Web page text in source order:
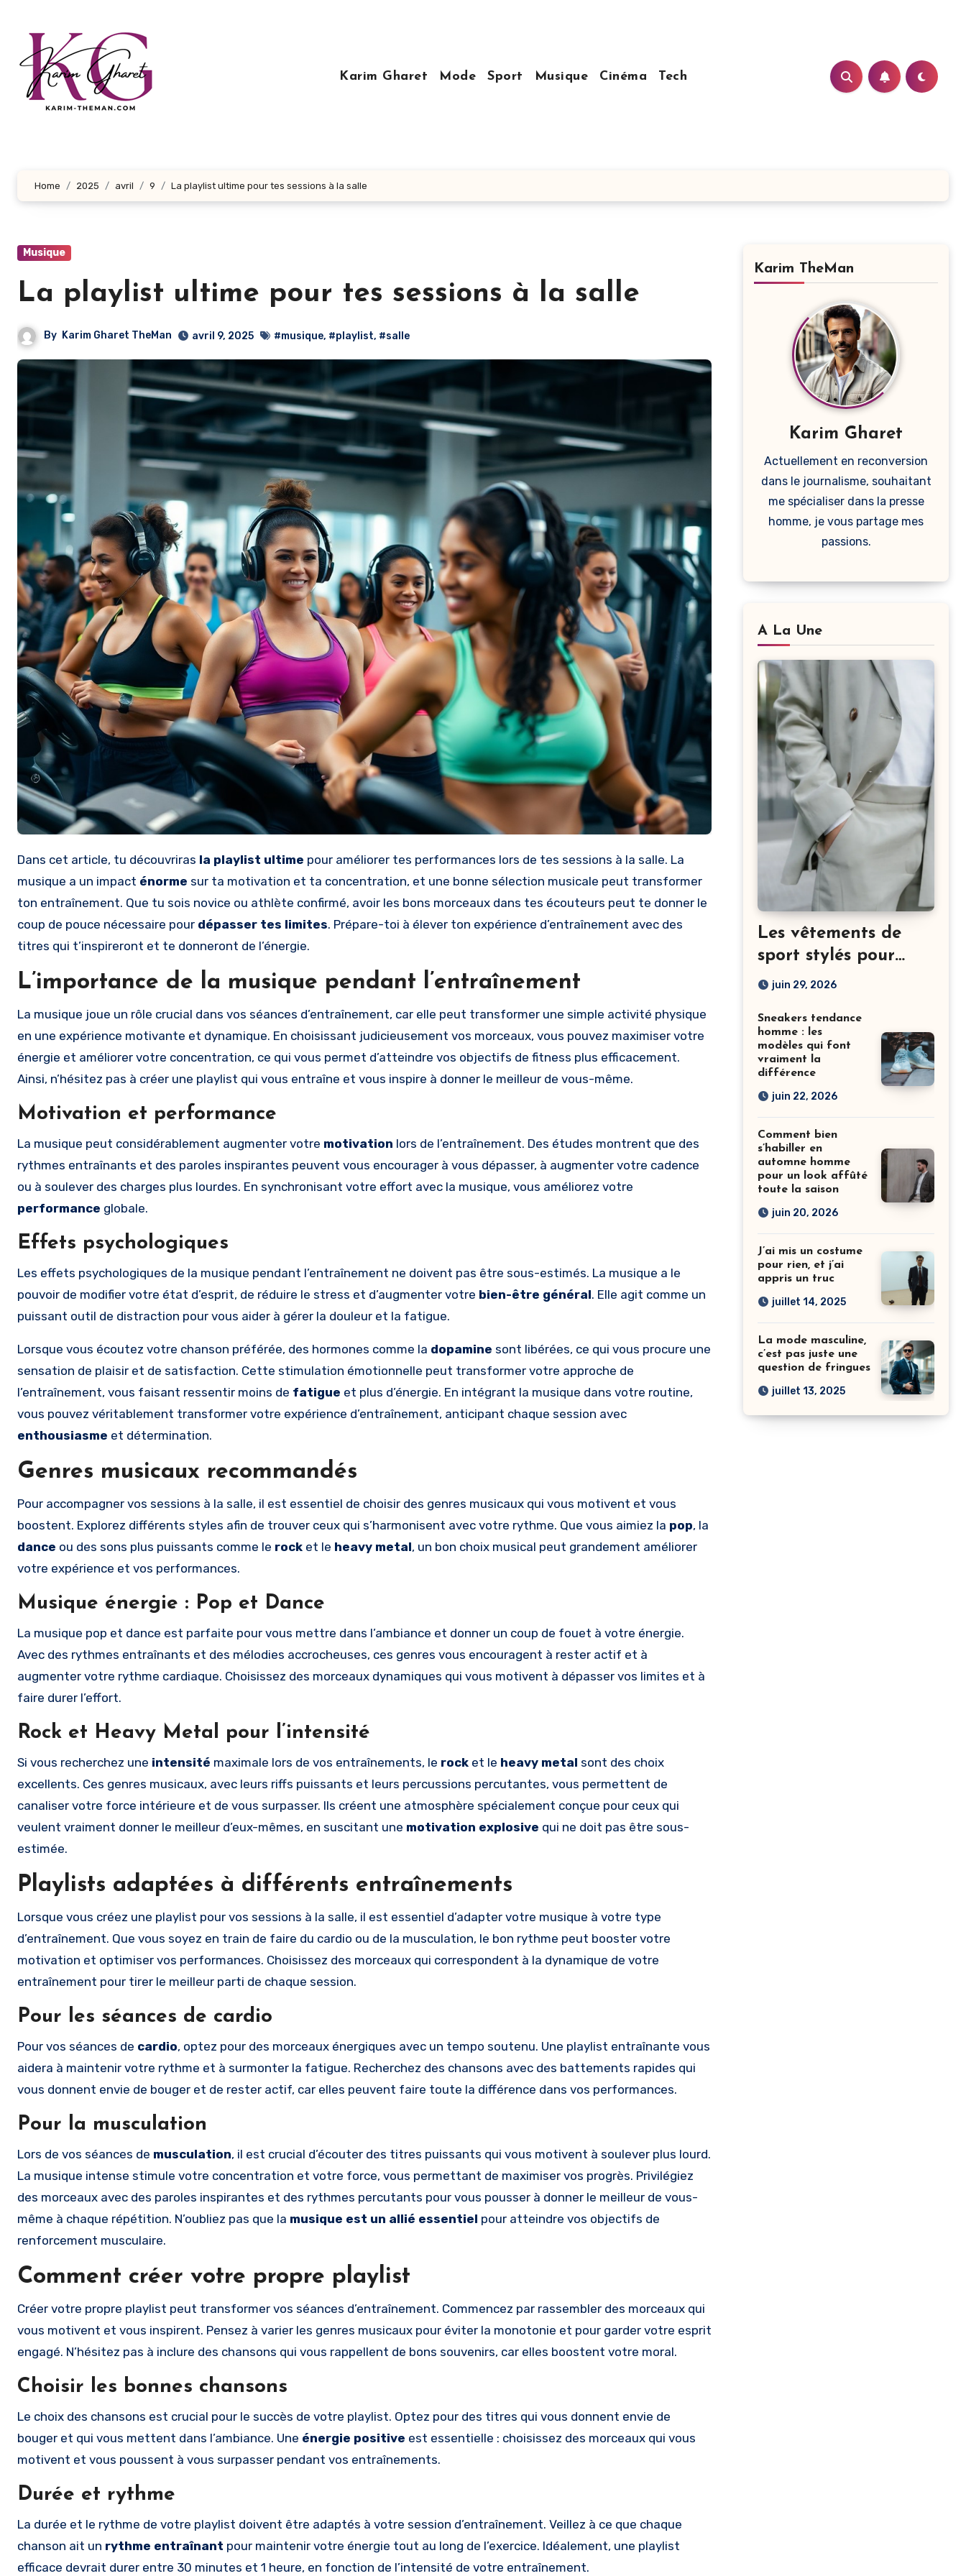
contenu
principal
Karim Gharet Mode Sport Musique Cinéma Tech
Home 2025 avril 9 La playlist ultime pour tes sessions à la salle
Musique
La playlist ultime pour tes sessions à la salle
By Karim Gharet TheMan avril 9, 2025 #musique, #playlist, #salle
Dans cet article, tu découvriras la playlist ultime pour améliorer tes performances lors de tes sessions à la salle. La
musique a un impact énorme sur ta motivation et ta concentration, et une bonne sélection musicale peut transformer
ton entraînement. Que tu sois novice ou athlète confirmé, avoir les bons morceaux dans tes écouteurs peut te donner le
coup de pouce nécessaire pour dépasser tes limites. Prépare-toi à élever ton expérience d’entraînement avec des
titres qui t’inspireront et te donneront de l’énergie.
L’importance de la musique pendant l’entraînement
La musique joue un rôle crucial dans vos séances d’entraînement, car elle peut transformer une simple activité physique
en une expérience motivante et dynamique. En choisissant judicieusement vos morceaux, vous pouvez maximiser votre
énergie et améliorer votre concentration, ce qui vous permet d’atteindre vos objectifs de fitness plus efficacement.
Ainsi, n’hésitez pas à créer une playlist qui vous entraîne et vous inspire à donner le meilleur de vous-même.
Motivation et performance
La musique peut considérablement augmenter votre motivation lors de l’entraînement. Des études montrent que des
rythmes entraînants et des paroles inspirantes peuvent vous encourager à vous dépasser, à augmenter votre cadence
ou à soulever des charges plus lourdes. En synchronisant votre effort avec la musique, vous améliorez votre
performance globale.
Effets psychologiques
Les effets psychologiques de la musique pendant l’entraînement ne doivent pas être sous-estimés. La musique a le
pouvoir de modifier votre état d’esprit, de réduire le stress et d’augmenter votre bien-être général. Elle agit comme un
puissant outil de distraction pour vous aider à gérer la douleur et la fatigue.
Lorsque vous écoutez votre chanson préférée, des hormones comme la dopamine sont libérées, ce qui vous procure une
sensation de plaisir et de satisfaction. Cette stimulation émotionnelle peut transformer votre approche de
l’entraînement, vous faisant ressentir moins de fatigue et plus d’énergie. En intégrant la musique dans votre routine,
vous pouvez véritablement transformer votre expérience d’entraînement, anticipant chaque session avec
enthousiasme et détermination.
Genres musicaux recommandés
Pour accompagner vos sessions à la salle, il est essentiel de choisir des genres musicaux qui vous motivent et vous
boostent. Explorez différents styles afin de trouver ceux qui s’harmonisent avec votre rythme. Que vous aimiez la pop, la
dance ou des sons plus puissants comme le rock et le heavy metal, un bon choix musical peut grandement améliorer
votre expérience et vos performances.
Musique énergie : Pop et Dance
La musique pop et dance est parfaite pour vous mettre dans l’ambiance et donner un coup de fouet à votre énergie.
Avec des rythmes entraînants et des mélodies accrocheuses, ces genres vous encouragent à rester actif et à
augmenter votre rythme cardiaque. Choisissez des morceaux dynamiques qui vous motivent à dépasser vos limites et à
faire durer l’effort.
Rock et Heavy Metal pour l’intensité
Si vous recherchez une intensité maximale lors de vos entraînements, le rock et le heavy metal sont des choix
excellents. Ces genres musicaux, avec leurs riffs puissants et leurs percussions percutantes, vous permettent de
canaliser votre force intérieure et de vous surpasser. Ils créent une atmosphère spécialement conçue pour ceux qui
veulent vraiment donner le meilleur d’eux-mêmes, en suscitant une motivation explosive qui ne doit pas être sous-
estimée.
Playlists adaptées à différents entraînements
Lorsque vous créez une playlist pour vos sessions à la salle, il est essentiel d’adapter votre musique à votre type
d’entraînement. Que vous soyez en train de faire du cardio ou de la musculation, le bon rythme peut booster votre
motivation et optimiser vos performances. Choisissez des morceaux qui correspondent à la dynamique de votre
entraînement pour tirer le meilleur parti de chaque session.
Pour les séances de cardio
Pour vos séances de cardio, optez pour des morceaux énergiques avec un tempo soutenu. Une playlist entraînante vous
aidera à maintenir votre rythme et à surmonter la fatigue. Recherchez des chansons avec des battements rapides qui
vous donnent envie de bouger et de rester actif, car elles peuvent faire toute la différence dans vos performances.
Pour la musculation
Lors de vos séances de musculation, il est crucial d’écouter des titres puissants qui vous motivent à soulever plus lourd.
La musique intense stimule votre concentration et votre force, vous permettant de maximiser vos progrès. Privilégiez
des morceaux avec des paroles inspirantes et des rythmes percutants pour vous pousser à donner le meilleur de vous-
même à chaque répétition. N’oubliez pas que la musique est un allié essentiel pour atteindre vos objectifs de
renforcement musculaire.
Comment créer votre propre playlist
Créer votre propre playlist peut transformer vos séances d’entraînement. Commencez par rassembler des morceaux qui
vous motivent et vous inspirent. Pensez à varier les genres musicaux pour éviter la monotonie et pour garder votre esprit
engagé. N’hésitez pas à inclure des chansons qui vous rappellent de bons souvenirs, car elles boostent votre moral.
Choisir les bonnes chansons
Le choix des chansons est crucial pour le succès de votre playlist. Optez pour des titres qui vous donnent envie de
bouger et qui vous mettent dans l’ambiance. Une énergie positive est essentielle : choisissez des morceaux qui vous
motivent et vous poussent à vous surpasser pendant vos entraînements.
Durée et rythme
La durée et le rythme de votre playlist doivent être adaptés à votre session d’entraînement. Veillez à ce que chaque
chanson ait un rythme entraînant pour maintenir votre énergie tout au long de l’exercice. Idéalement, une playlist
efficace devrait durer entre 30 minutes et 1 heure, en fonction de l’intensité de votre entraînement.
Karim TheMan
Karim Gharet
Actuellement en reconversion
dans le journalisme, souhaitant
me spécialiser dans la presse
homme, je vous partage mes
passions.
A La Une
Les vêtements de
sport stylés pour
homme, c’est
juin 29, 2026
Sneakers tendance
homme : les
modèles qui font
vraiment la
différence
juin 22, 2026
Comment bien
s’habiller en
automne homme
pour un look affûté
toute la saison
juin 20, 2026
J’ai mis un costume
pour rien, et j’ai
appris un truc
juillet 14, 2025
La mode masculine,
c’est pas juste une
question de fringues
juillet 13, 2025